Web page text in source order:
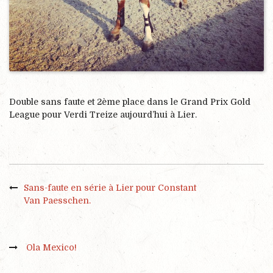
Double sans faute et 2ème place dans le Grand Prix Gold
League pour Verdi Treize aujourd’hui à Lier.
Sans-faute en série à Lier pour Constant
Van Paesschen.
Ola Mexico!